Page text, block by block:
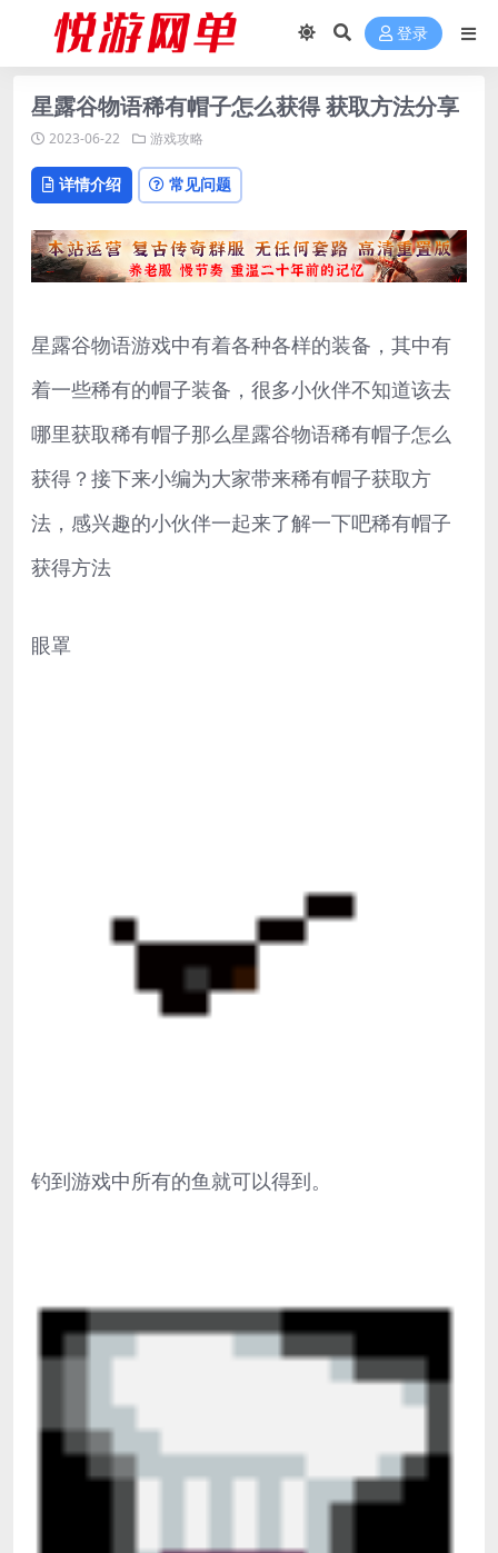
登录
星露谷物语稀有帽子怎么获得 获取方法分享
2023-06-22 游戏攻略
详情介绍 常见问题
星露谷物语游戏中有着各种各样的装备，其中有
着一些稀有的帽子装备，很多小伙伴不知道该去
哪里获取稀有帽子那么星露谷物语稀有帽子怎么
获得？接下来小编为大家带来稀有帽子获取方
法，感兴趣的小伙伴一起来了解一下吧稀有帽子
获得方法
眼罩
钓到游戏中所有的鱼就可以得到。